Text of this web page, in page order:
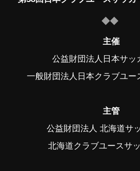
主催
公益財団法人日本サッ
一般財団法人日本クラブユー
主管
公益財団法人 北海道サ
北海道クラブユースサ